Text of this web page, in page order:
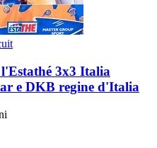
3x3 Italia
e DKB regine d'Italia